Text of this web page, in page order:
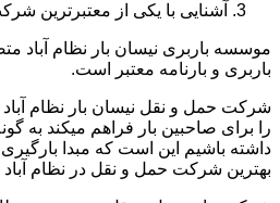
آشنایی با یکی از معتبرترین
موسسه باربری نیسان بار نظام آباد
باربری و بارنامه معتبر است.
شرکت حمل و نقل نیسان بار نظام آباد
را برای صاحبین بار فراهم میکند به
داشته باشیم این است که مبدا
بهترین شرکت حمل و نقل در نظام